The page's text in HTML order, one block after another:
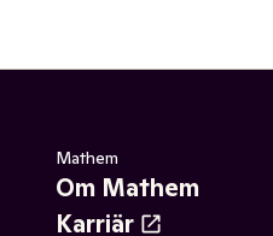
Mathem
Om Mathem
Karriär